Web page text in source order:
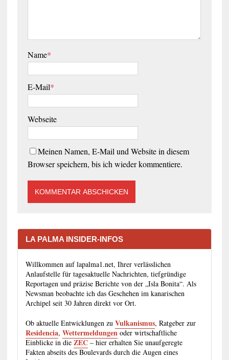
Name*
E-Mail*
Webseite
Meinen Namen, E-Mail und Website in diesem
Browser speichern, bis ich wieder kommentiere.
LA PALMA INSIDER-INFOS
Willkommen auf lapalma1.net, Ihrer verlässlichen
Anlaufstelle für tagesaktuelle Nachrichten, tiefgründige
Reportagen und präzise Berichte von der „Isla Bonita“. Als
Newsman beobachte ich das Geschehen im kanarischen
Archipel seit 30 Jahren direkt vor Ort.
Ob aktuelle Entwicklungen zu Vulkanismus, Ratgeber zur
Residencia, Wettermeldungenoder wirtschaftliche
Einblicke in die ZEC– hier erhalten Sie unaufgeregte
Fakten abseits des Boulevards durch die Augen eines